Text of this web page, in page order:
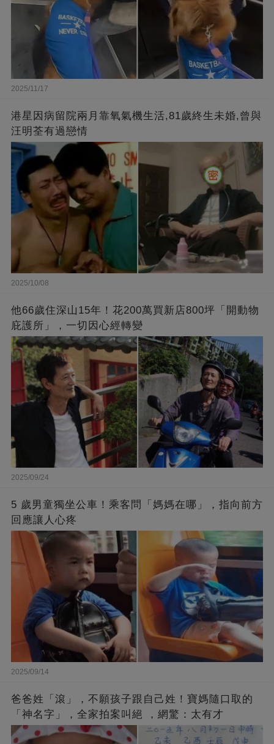
2025/11/17
港星因病留院兩月靠氧氣機生活,81歲終生未婚,曾與
汪明荃有過戀情
2025/10/08
他66歲住深山15年！花200萬買新店800坪「開動物
庇護所」，一切因心經轉變
2025/09/24
5 歲男童獨坐公車！乘客問「媽媽在哪」，指向前方
回應讓人心疼
2025/09/14
爸爸姓「滾」，不願孩子跟自己姓！寶媽隨口取的
「神名字」，全家拍案叫絕 ，網驚：太有才